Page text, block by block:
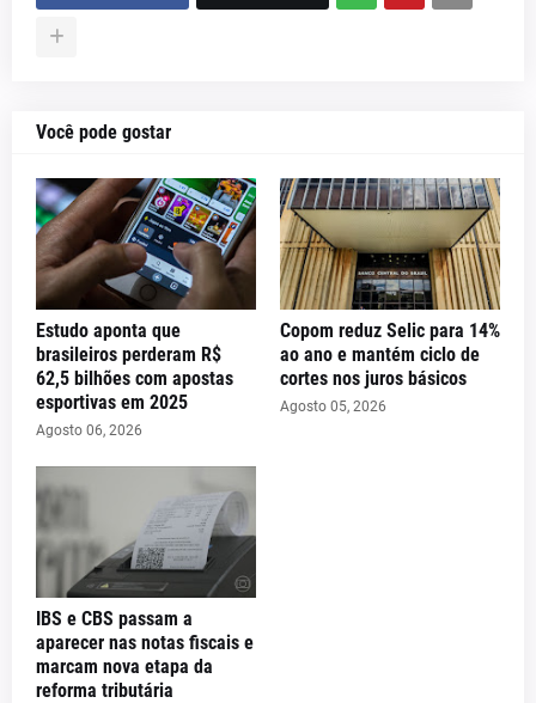
Você pode gostar
Estudo aponta que
brasileiros perderam R$
62,5 bilhões com apostas
esportivas em 2025
Agosto 06, 2026
Copom reduz Selic para 14%
ao ano e mantém ciclo de
cortes nos juros básicos
Agosto 05, 2026
IBS e CBS passam a
aparecer nas notas fiscais e
marcam nova etapa da
reforma tributária